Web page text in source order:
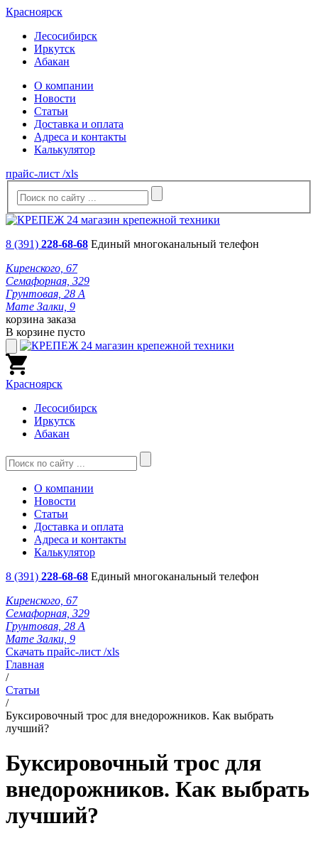
Красноярск
Лесосибирск
Иркутск
Абакан
О компании
Новости
Статьи
Доставка и оплата
Адреса и контакты
Калькулятор
прайс-лист /xls
8 (391) 228-68-68 Единый многоканальный телефон
Киренского, 67
Семафорная, 329
Грунтовая, 28 А
Мате Залки, 9
корзина заказа
В корзине пусто
Красноярск
Лесосибирск
Иркутск
Абакан
О компании
Новости
Статьи
Доставка и оплата
Адреса и контакты
Калькулятор
8 (391) 228-68-68 Единый многоканальный телефон
Киренского, 67
Семафорная, 329
Грунтовая, 28 А
Мате Залки, 9
Скачать прайс-лист /xls
Главная
/
Статьи
/
Буксировочный трос для внедорожников. Как выбрать
лучший?
Буксировочный трос для
внедорожников. Как выбрать
лучший?